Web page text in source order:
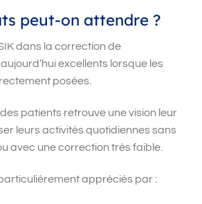
peut-on attendre ?
dans la correction de
excellents lorsque les
posées.
patients retrouve une vision leur
leurs activités quotidiennes sans
avec une correction très faible.
appréciés par :